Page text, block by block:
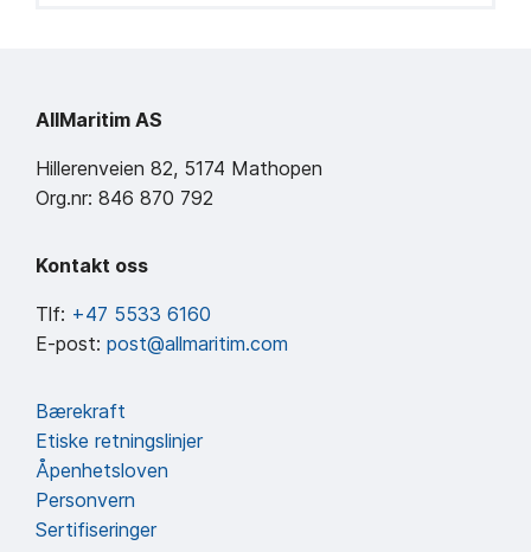
AllMaritim AS
Hillerenveien 82, 5174 Mathopen
Org.nr: 846 870 792
Kontakt oss
Tlf: +47 5533 6160
E-post: post@allmaritim.com
Bærekraft
Etiske retningslinjer
Åpenhetsloven
Personvern
Sertifiseringer